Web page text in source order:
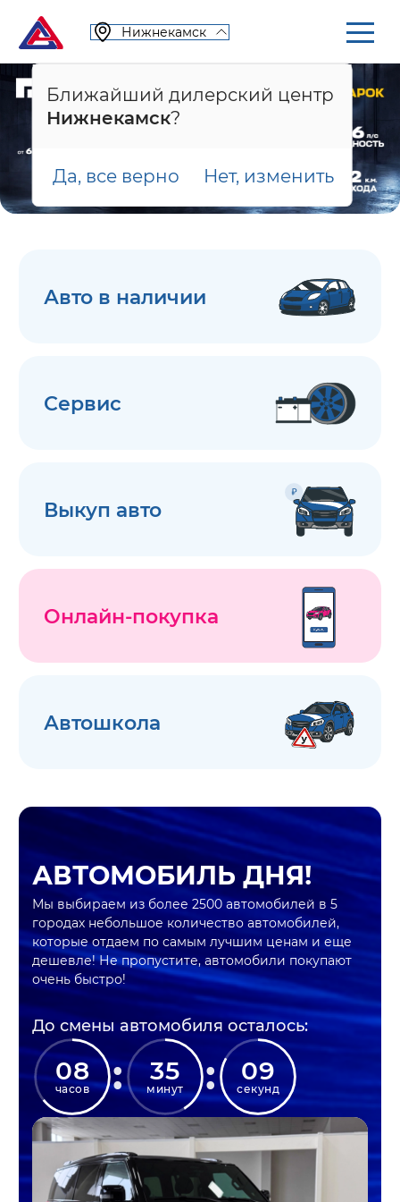
Нижнекамск
Ближайший дилерский центр
Нижнекамск?
Да, все верно Нет, изменить
Авто в наличии
Сервис
Выкуп авто
Онлайн-покупка
Автошкола
АВТОМОБИЛЬ ДНЯ!
Мы выбираем из более 2500 автомобилей в 5
городах небольшое количество автомобилей,
которые отдаем по самым лучшим ценам и еще
дешевле! Не пропустите, автомобили покупают
очень быстро!
До смены автомобиля осталось:
08
часов : 35
минут : 07
секунд